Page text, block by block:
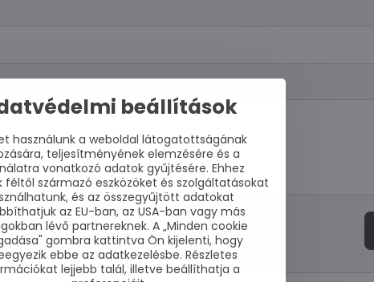
beállítások
használunk a weboldal látogatottságának
teljesítményének elemzésére és a
vonatkozó adatok gyűjtésére. Ehhez
féltől származó eszközöket és szolgáltatásokat
és az összegyűjtött adatokat
az EU-ban, az USA-ban vagy más
lévő partnereknek. A „Minden cookie
gombra kattintva Ön kijelenti, hogy
ebbe az adatkezelésbe. Részletes
lejjebb talál, illetve beállíthatja a